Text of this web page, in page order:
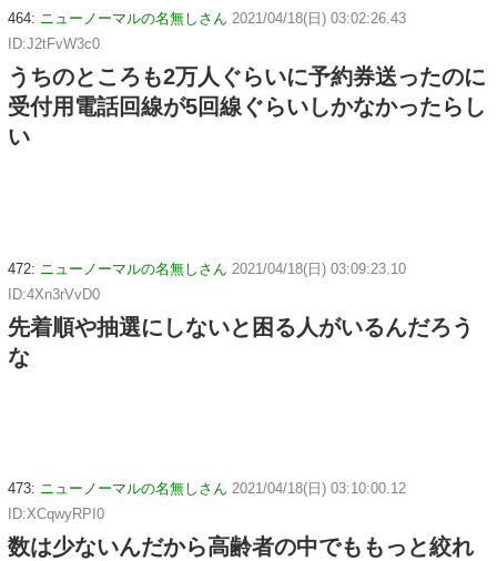
464: ニューノーマルの名無しさん 2021/04/18(日) 03:02:26.43
ID:J2tFvW3c0
うちのところも2万人ぐらいに予約券送ったのに
受付用電話回線が5回線ぐらいしかなかったらし
い
472: ニューノーマルの名無しさん 2021/04/18(日) 03:09:23.10
ID:4Xn3rVvD0
先着順や抽選にしないと困る人がいるんだろう
な
473: ニューノーマルの名無しさん 2021/04/18(日) 03:10:00.12
ID:XCqwyRPI0
数は少ないんだから高齢者の中でももっと絞れ